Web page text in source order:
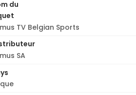
du
TV Belgian Sports
SA